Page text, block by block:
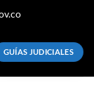
GUÍAS JUDICIALES